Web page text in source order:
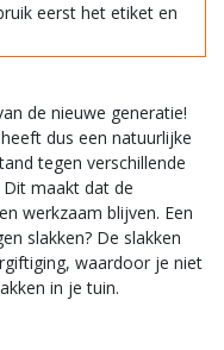
eerst het etiket en
de nieuwe generatie!
dus een natuurlijke
tegen verschillende
maakt dat de
werkzaam blijven. Een
slakken? De slakken
waardoor je niet
in je tuin.